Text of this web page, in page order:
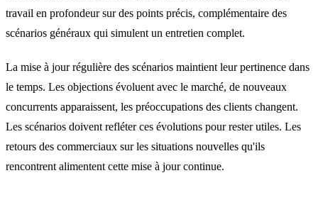
travail en profondeur sur des points précis, complémentaire des
scénarios généraux qui simulent un entretien complet.
La mise à jour régulière des scénarios maintient leur pertinence dans
le temps. Les objections évoluent avec le marché, de nouveaux
concurrents apparaissent, les préoccupations des clients changent.
Les scénarios doivent refléter ces évolutions pour rester utiles. Les
retours des commerciaux sur les situations nouvelles qu'ils
rencontrent alimentent cette mise à jour continue.